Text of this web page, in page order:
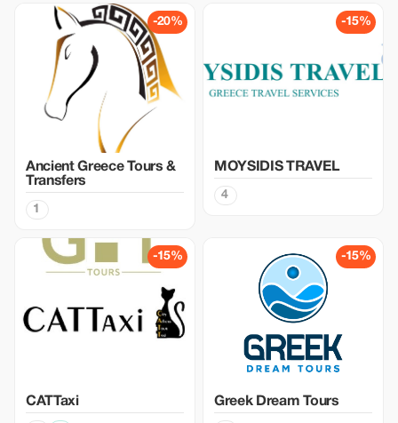
-20%
Ancient Greece Tours &
Transfers
1
-15%
MOYSIDIS TRAVEL
4
-15%
CATTaxi
-15%
Greek Dream Tours